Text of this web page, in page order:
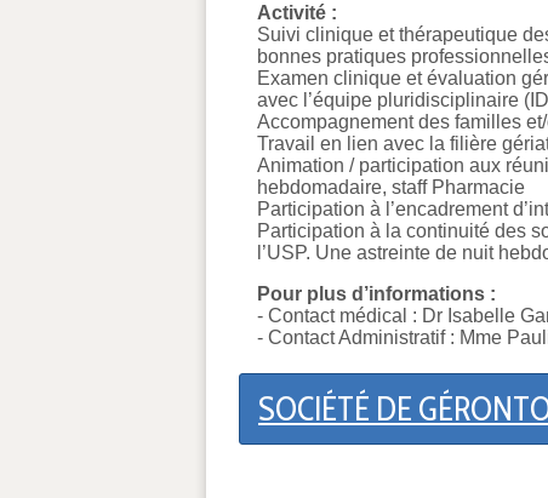
Activité :
Suivi clinique et thérapeutique
bonnes pratiques
Examen clinique et évaluation
avec l’équipe pluridisciplinaire
Accompagnement des familles
Travail en lien avec la filière
Animation / participation aux
hebdomadaire, staff Pharmacie
Participation à l’encadrement
Participation à la continuité des
l’USP. Une astreinte de nuit
Pour plus d’informations :
- Contact médical : Dr Isabelle
- Contact Administratif : Mme
SOCIÉTÉ DE